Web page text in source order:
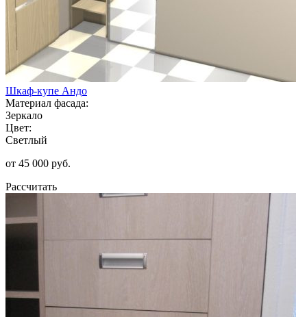
Шкаф-купе Андо
Материал фасада:
Зеркало
Цвет:
Светлый
от 45 000 руб.
Рассчитать